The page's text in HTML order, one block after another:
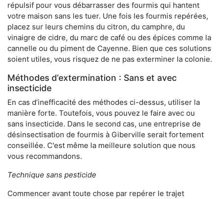
répulsif pour vous débarrasser des fourmis qui hantent
votre maison sans les tuer. Une fois les fourmis repérées,
placez sur leurs chemins du citron, du camphre, du
vinaigre de cidre, du marc de café ou des épices comme la
cannelle ou du piment de Cayenne. Bien que ces solutions
soient utiles, vous risquez de ne pas exterminer la colonie.
Méthodes d’extermination : Sans et avec
insecticide
En cas d’inefficacité des méthodes ci-dessus, utiliser la
manière forte. Toutefois, vous pouvez le faire avec ou
sans insecticide. Dans le second cas, une entreprise de
désinsectisation de fourmis à Giberville serait fortement
conseillée. C'est même la meilleure solution que nous
vous recommandons.
Technique sans pesticide
Commencer avant toute chose par repérer le trajet